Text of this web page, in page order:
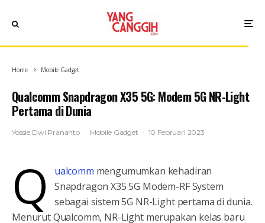
Home Mobile Gadget
Qualcomm Snapdragon X35 5G: Modem 5G NR-Light
Pertama di Dunia
Yossie Dwi Prananto · Mobile Gadget · 10 Februari 2023
Q ualcomm mengumumkan kehadiran
Snapdragon X35 5G Modem-RF System
sebagai sistem 5G NR-Light pertama di dunia.
Menurut Qualcomm, NR-Light merupakan kelas baru